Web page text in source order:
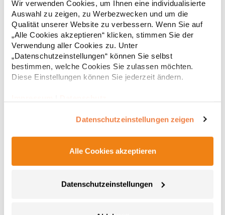
Wir verwenden Cookies, um Ihnen eine individualisierte
Auswahl zu zeigen, zu Werbezwecken und um die
Qualität unserer Website zu verbessern. Wenn Sie auf
„Alle Cookies akzeptieren“ klicken, stimmen Sie der
Verwendung aller Cookies zu. Unter
„Datenschutzeinstellungen“ können Sie selbst
bestimmen, welche Cookies Sie zulassen möchten.
Diese Einstellungen können Sie jederzeit ändern.
Datenschutzeinstellungen zeigen
Alle Cookies akzeptieren
Datenschutzeinstellungen
(White: 115 g/m²) Materialzusammensetzung: 65% Polyester /
35% BaumwolleAngaben zur Produktsicherheit: Herst.-Nr.:
PR300Hersteller: Premier Clothing Ltd President Kennedylaan
19 Office 3.39 2517JK Gravenhage Niederlande E-Mail:
info@premierworkwear.com
ab 17,69 € *
* Preise inkl. gesetzlicher Mwst. + Versandkosten *
PW212 Premier Workwear Piloten Hemd kurzarm